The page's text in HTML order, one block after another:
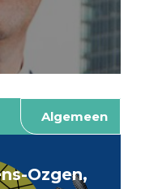
Algemeen
Ozgen,